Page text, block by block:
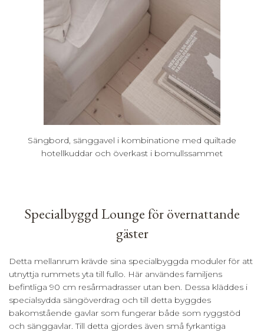
Sängbord, sänggavel i kombinatione med quiltade
hotellkuddar och överkast i bomullssammet
Specialbyggd Lounge för övernattande
gäster
Detta mellanrum krävde sina specialbyggda moduler för att
utnyttja rummets yta till fullo. Här användes familjens
befintliga 90 cm resårmadrasser utan ben. Dessa kläddes i
specialsydda sängöverdrag och till detta byggdes
bakomstående gavlar som fungerar både som ryggstöd
och sänggavlar. Till detta gjordes även små fyrkantiga